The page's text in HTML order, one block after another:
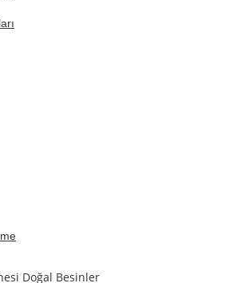
Doğal Besinler